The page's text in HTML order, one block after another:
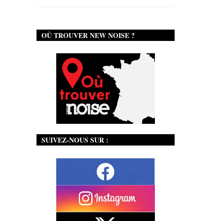
OÙ TROUVER NEW NOISE ?
SUIVEZ-NOUS SUR :